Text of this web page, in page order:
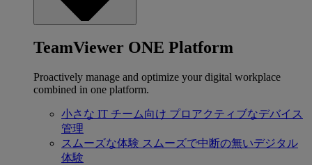
TeamViewer ONE Platform
Proactively manage and optimize your digital workplace
combined in one platform.
小さな IT チーム向け プロアクティブなデバイス
管理
スムーズな体験 スムーズで中断の無いデジタル
体験